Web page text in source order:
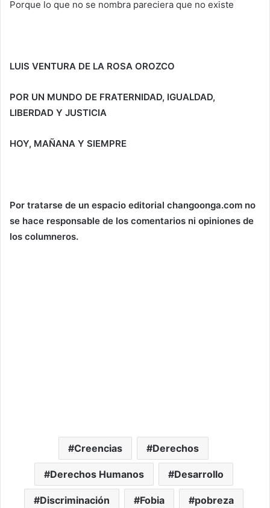
Porque lo que no se nombra pareciera que no existe
LUIS VENTURA DE LA ROSA OROZCO
POR UN MUNDO DE FRATERNIDAD, IGUALDAD,
LIBERDAD Y JUSTICIA
HOY, MAÑANA Y SIEMPRE
Por tratarse de un espacio editorial changoonga.com no
se hace responsable de los comentarios ni opiniones de
los columneros.
Creencias Derechos
Derechos Humanos Desarrollo
Discriminación Fobia pobreza